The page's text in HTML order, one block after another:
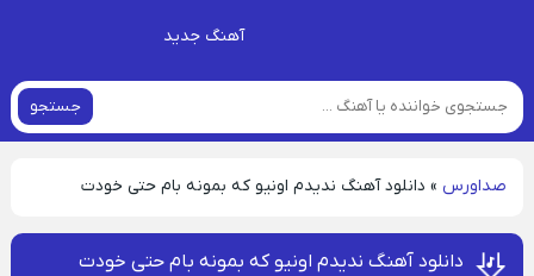
آهنگ جدید
جستجو
صداورس » دانلود آهنگ ندیدم اونیو که بمونه بام حتی خودت
دانلود آهنگ ندیدم اونیو که بمونه بام حتی خودت